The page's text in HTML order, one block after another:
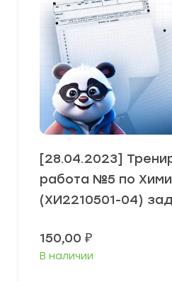
[28.04.2023]
работа №5 по
(ХИ2210501-04)
150,00 ₽
В наличии